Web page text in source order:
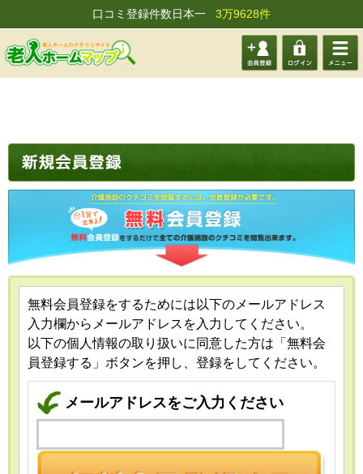
口コミ登録件数日本一 3万9628件
会員登 ログイ メニュ
無料会員登録をするためには以下のメールアドレス
入力欄からメールアドレスを入力してください。
以下の個人情報の取り扱いに同意した方は「無料会
員登録する」ボタンを押し、登録をしてください。
メールアドレスをご入力ください